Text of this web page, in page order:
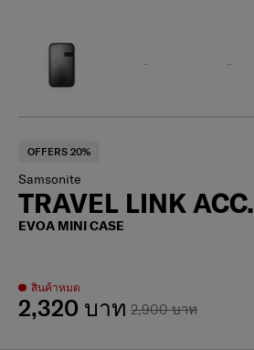
OFFERS 20%
Samsonite
TRAVEL LINK ACC.
EVOA MINI CASE
สินค้าหมด
2,900 บาท
2,320 บาท